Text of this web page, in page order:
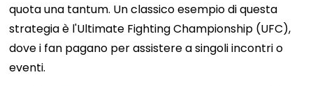
quota una tantum. Un classico esempio di questa
strategia è l'Ultimate Fighting Championship (UFC),
dove i fan pagano per assistere a singoli incontri o
eventi.